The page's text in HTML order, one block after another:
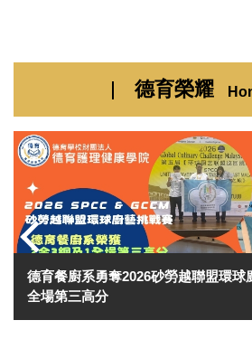
德育榮耀
德育護理健康學院舉辦115年護理加冠